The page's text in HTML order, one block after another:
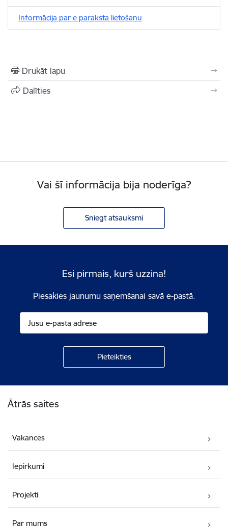
Informācija par e paraksta lietošanu
Drukāt lapu
Dalīties
Vai šī informācija bija noderīga?
Sniegt atsauksmi
Esi pirmais, kurš uzzina!
Piesakies jaunumu saņemšanai savā e-pastā.
Ātrās saites
Vakances
Iepirkumi
Projekti
Par mums